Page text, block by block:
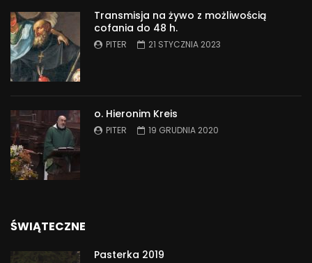
Transmisja na żywo z możliwością
cofania do 48 h.
PITER 21 STYCZNIA 2023
o. Hieronim Kreis
PITER 19 GRUDNIA 2020
ŚWIĄTECZNE
Pasterka 2019